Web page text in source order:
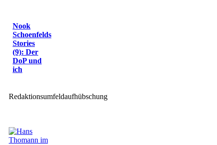
Nook
Schoenfelds
Stories
(9): Der
DoP und
ich
Redaktionsumfeldaufhübschung